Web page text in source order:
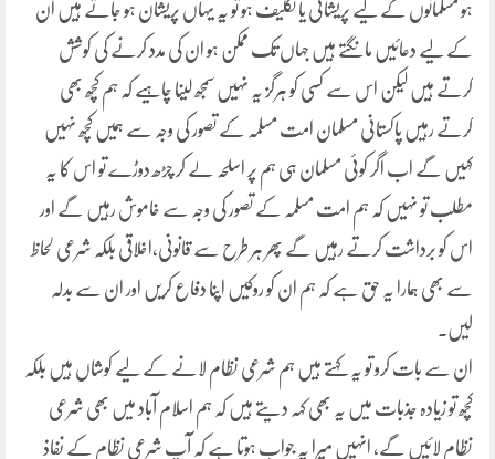
ہو مسلمانوں کے لیے پریشانی یا تکلیف ہو تو یہ یہاں پریشان ہو جاتے ہیں ان
کے لیے دعائیں مانگتے ہیں جہاں تک ممکن ہو ان کی مدد کرنے کی کوشش
کرتے ہیں لیکن اس سے کسی کو ہرگز یہ نہیں سمجھ لینا چاہیے کہ ہم کچھ بھی
کرتے رہیں پاکستانی مسلمان امت مسلمہ کے تصور کی وجہ سے ہمیں کچھ نہیں
کہیں گے اب اگر کوئی مسلمان ہی ہم پر اسلحہ لے کر چڑھ دوڑے تو اس کا یہ
مطلب تو نہیں کہ ہم امت مسلمہ کے تصور کی وجہ سے خاموش رہیں گے اور
اس کو برداشت کرتے رہیں گے پھر ہر طرح سے قانونی،اخلاقی بلکہ شرعی لحاظ
سے بھی ہمارا یہ حق ہے کہ ہم ان کو روکیں اپنا دفاع کریں اور ان سے بدلہ
لیں۔
ان سے بات کرو تو یہ کہتے ہیں ہم شرعی نظام لانے کے لیے کوشاں ہیں بلکہ
کچھ تو زیادہ جذبات میں یہ بھی کہہ دیتے ہیں کہ ہم اسلام آباد میں بھی شرعی
نظام لائیں گے، انہیں میرا یہ جواب ہوتا ہے کہ آپ شرعی نظام کے نفاذ